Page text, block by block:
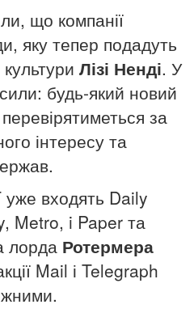
що компанії
яку тепер подадуть
Лізі Ненді. У
будь-який новий
за
інтересу та
входять Daily
Metro, i Paper та
лорда Ротермера
Mail і Telegraph